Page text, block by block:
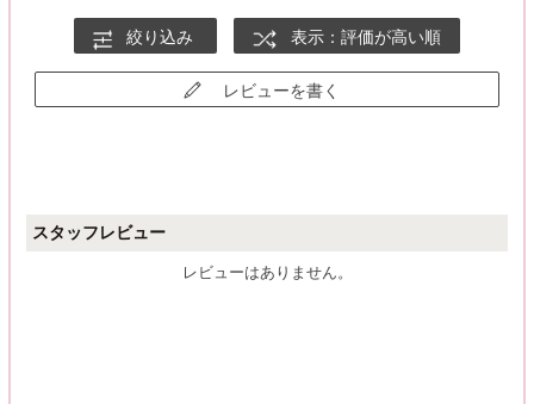
絞り込み 表示：評価が高い順
レビューを書く
スタッフレビュー
レビューはありません。